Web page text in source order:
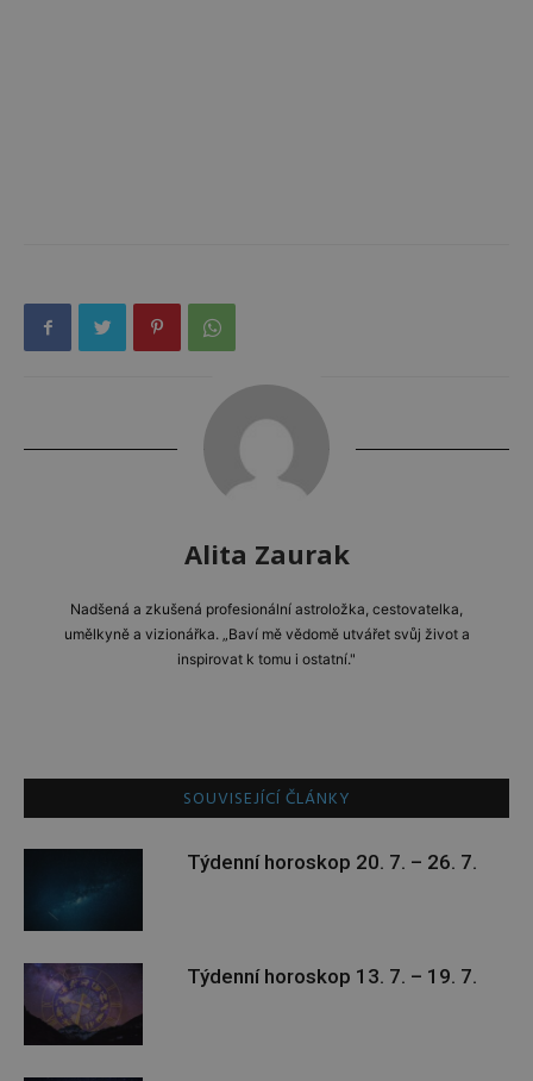
Alita Zaurak
Nadšená a zkušená profesionální astroložka, cestovatelka,
umělkyně a vizionářka. „Baví mě vědomě utvářet svůj život a
inspirovat k tomu i ostatní."
SOUVISEJÍCÍ ČLÁNKY
Týdenní horoskop 20. 7. – 26. 7.
Týdenní horoskop 13. 7. – 19. 7.